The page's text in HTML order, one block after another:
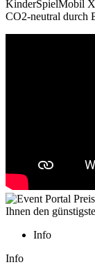
KinderSpielMobil
CO2-neutral durch
Ihnen den
Info
Info